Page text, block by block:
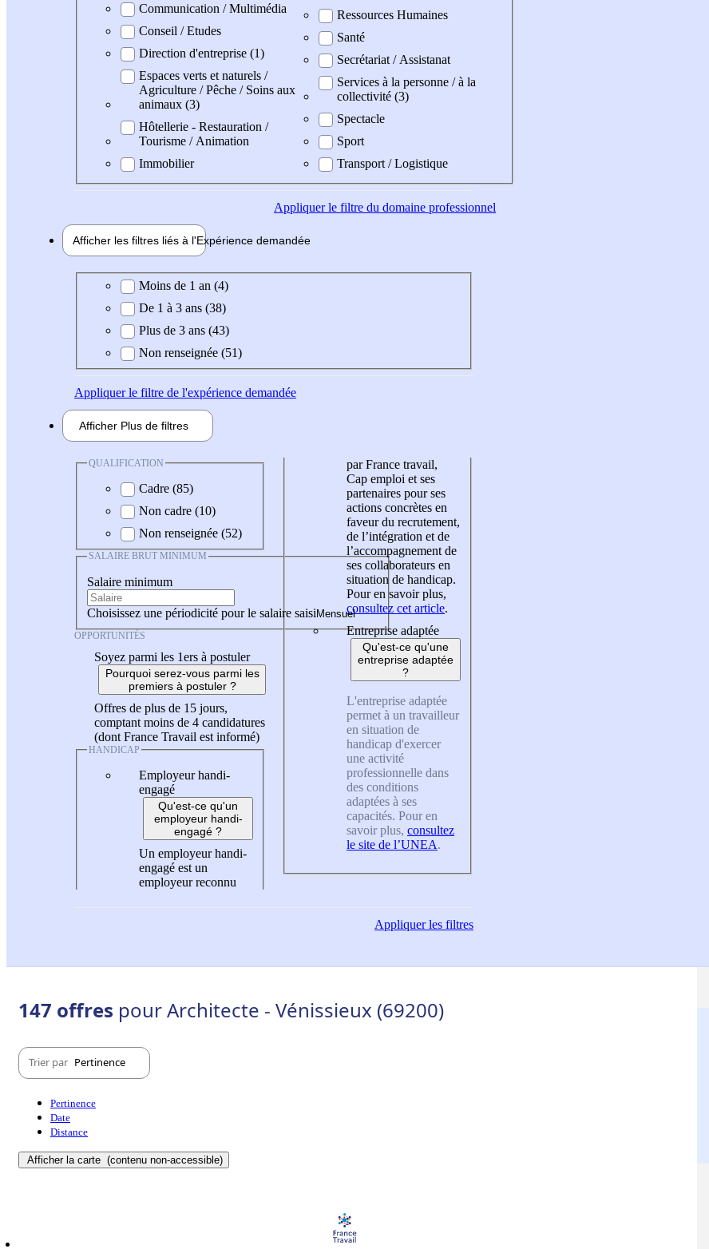
Communication / Multimédia
Conseil / Etudes
Direction d'entreprise (1)
Espaces verts et naturels /
Agriculture / Pêche / Soins aux
animaux (3)
Hôtellerie - Restauration /
Tourisme / Animation
Immobilier
Ressources Humaines
Santé
Secrétariat / Assistanat
Services à la personne / à la
collectivité (3)
Spectacle
Sport
Transport / Logistique
Appliquerle filtre du domaine professionnel
Afficher les filtres liés à l'Expérience demandée
Expérience demandée
Moins de 1 an (4)
De 1 à 3 ans (38)
Plus de 3 ans (43)
Non renseignée (51)
Appliquerle filtre de l'expérience demandée
Afficher Plus de filtres
QUALIFICATION
Cadre (85)
Non cadre (10)
Non renseignée (52)
SALAIRE BRUT MINIMUM
Salaire minimum
Choisissez une périodicité pour le salaire saisi
OPPORTUNITÉS
Soyez parmi les 1ers à postuler
Pourquoi serez-vous parmi les
premiers à postuler ?
Offres de plus de 15 jours,
comptant moins de 4 candidatures
(dont France Travail est informé)
HANDICAP
Employeur handi-
engagé
Qu'est-ce qu'un
employeur handi-
engagé ?
Un employeur handi-
engagé est un
employeur reconnu
par France travail,
Cap emploi et ses
partenaires pour ses
actions concrètes en
faveur du recrutement,
de l’intégration et de
l’accompagnement de
ses collaborateurs en
situation de handicap.
Pour en savoir plus,
consultez cet article.
Entreprise adaptée
Qu'est-ce qu'une
entreprise adaptée
?
L'entreprise adaptée
permet à un travailleur
en situation de
handicap d'exercer
une activité
professionnelle dans
des conditions
adaptées à ses
capacités. Pour en
savoir plus, consultez
le site de l’UNEA.
Appliquerles filtres
147 offres pour Architecte - Vénissieux (69200)
Trier par Pertinence
Pertinence
Date
Distance
Afficher la carte (contenu non-accessible)